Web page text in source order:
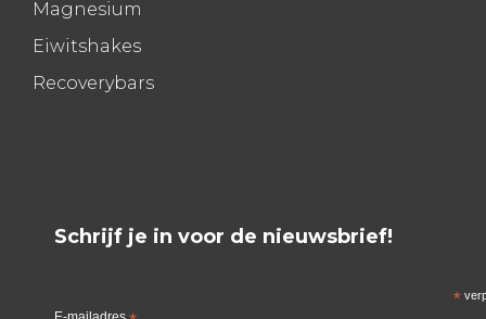
Magnesium
Eiwitshakes
Recoverybars
Schrijf je in voor de nieuwsbrief!
*